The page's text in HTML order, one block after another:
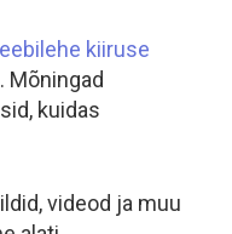
kiiruse
Mõningad
kuidas
videod ja muu